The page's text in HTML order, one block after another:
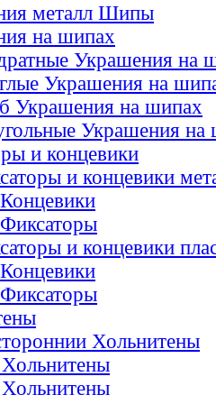
металл Шипы
на шипах
Украшения на
Украшения на
Украшения на шипах
Украшения на
и концевики
и концевики
Концевики
Фиксаторы
и концевики
Концевики
Фиксаторы
Хольнитены